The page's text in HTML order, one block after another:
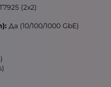
(2x2)
Да (10/100/1000 GbE)